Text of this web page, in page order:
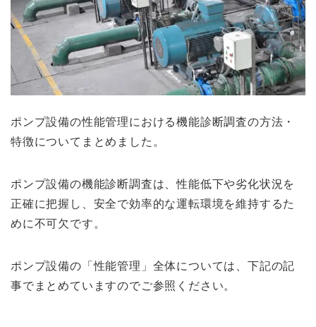
ポンプ設備の性能管理における機能診断調査の方法・
特徴について まとめました。
ポンプ設備の機能診断調査は、性能低下や劣化状況を
正確に把握し、安全で効率的な運転環境を維持するた
めに不可欠です。
ポンプ設備の「性能管理」全体については、下記の記
事でまとめていますのでご参照ください。